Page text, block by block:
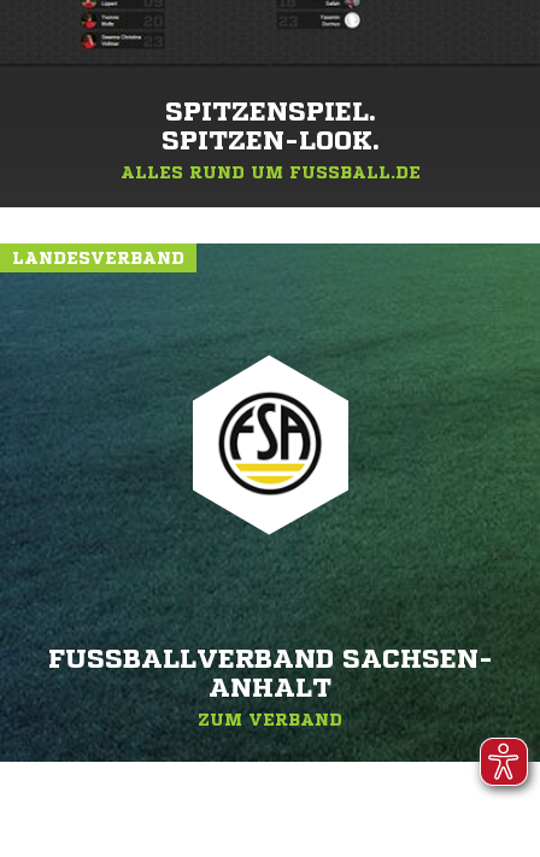
SPITZENSPIEL.
SPITZEN-LOOK.
ALLES RUND UM FUSSBALL.DE
LANDESVERBAND
FUSSBALLVERBAND SACHSEN-A
NHALT
ZUM VERBAND